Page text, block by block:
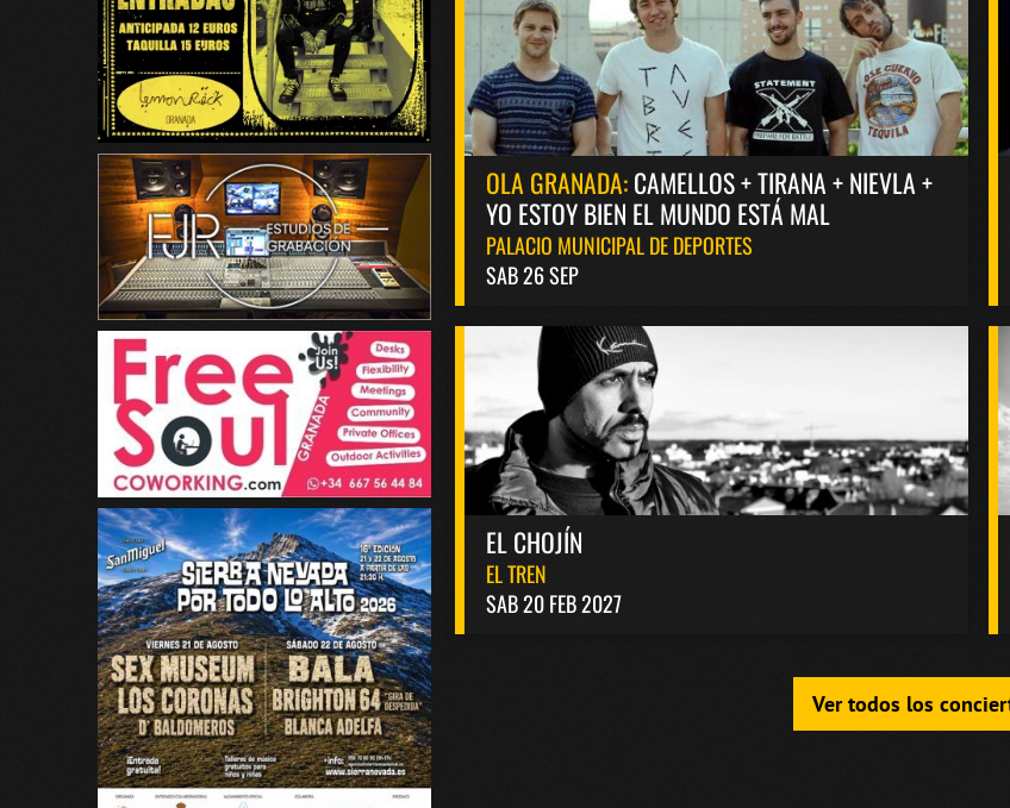
OLA GRANADA:CAMELLOS + TIRANA + NIEVLA +
YO ESTOY BIEN EL MUNDO ESTÁ MAL
PALACIO MUNICIPAL DE DEPORTES
SAB 26 SEP
EL CHOJÍN
EL TREN
SAB 20 FEB 2027
Ver todos los